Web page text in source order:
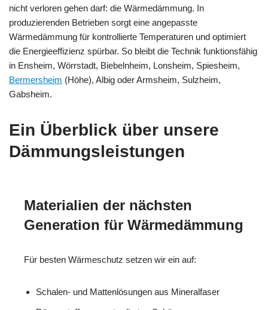
nicht verloren gehen darf: die Wärmedämmung. In
produzierenden Betrieben sorgt eine angepasste
Wärmedämmung für kontrollierte Temperaturen und optimiert
die Energieeffizienz spürbar. So bleibt die Technik funktionsfähig
in Ensheim, Wörrstadt, Biebelnheim, Lonsheim, Spiesheim,
Bermersheim (Höhe), Albig oder Armsheim, Sulzheim,
Gabsheim.
Ein Überblick über unsere
Dämmungsleistungen
Materialien der nächsten
Generation für Wärmedämmung
Für besten Wärmeschutz setzen wir ein auf:
Schalen- und Mattenlösungen aus Mineralfaser